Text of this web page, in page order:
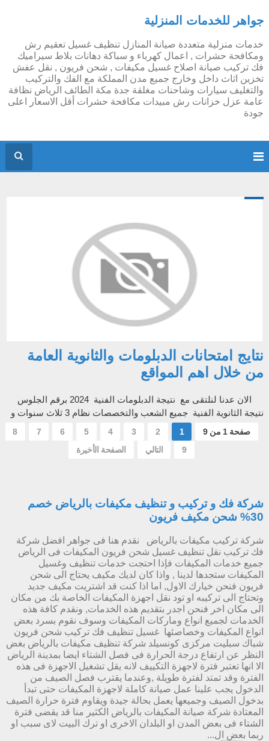
جواهر للخدمات المنزلية
خدمات منزلية متعددة صيانة المنازل تنظيف غسيل تعقيم رش
ومكافحة حشرات , اعمال كهرباء و سباكة دهانات بلاط سيراميك
فك تركيب صيانة اصلاح غسيل مكيفات , شحن فريون , نقل عفش
تخزين اثاث داخل وخارج جميع مدن المملكة مع الفك والتركيب
والتغليف سيارات وشاحنات مغلقة جدة مكة الطائف الرياض نظافة
عامة عزل خزانات رش مبيدات مكافحة حشرات أقل الاسعار اعلى
جودة
نتايج امتحانات الدبلومات والثانوية العامة
من خلال اهم المواقع
الان عدنا لنلتقى مع نتيجة الدبلومات الفنية 2024 برقم الجلوس
نتيجة الثانوية الفنية جميع الشعب والتخصصات نظام 3 ثلاث سنوات و
صفحة 1 من 9 1
2
3
4
5
6
7
8
9
التالي الصفحة الأخيرة
شركة فك و تركيب و تنظيف مكيفات بالرياض خصم
30% شحن مكيف فريون
شركة تركيب مكيفات بالرياض نقدم هنا فى جواهر افضل شركة
فك تركيب نقل تنظيف غسيل شحن فريون المكيفات فى الرياض
جميع خدمات المكيفات فإذا احتجت خدمات تنظيف وغسيل
المكيفات ستجدها لدينا , واذا كان لديك مكيف يحتاج الى شحن
فريون فنحن خيارك الاول, اما اذا كنت قد اشتريت مكيف جديد
وتحتاج الى تركيبه او تود نقل اجهزة المكيفات الخاصة بك من مكان
الى مكان اخر فنحن اجدر بتقديم هذه الخدمات, ونقدم كافة هذه
الخدمات لجميع انواع وماركات المكيفات وسوف نقوم بسرد بعض
انواع المكيفات وخصاصئها غسيل تنظيف فك تركيب شحن فريون
شباك سبليت مركزى كونسيلد شركة تنظيف مكيفات بالرياض بغض
النظر عن ارتفاع درجة الحرارة فى فصل الشتاء ايضا بمدينة الرياض
الا انها تعتبر فترة لاجهزة التكييف لانه يقل تشغيل الاجهزة فى هذه
الفترة وقد تمتد لفترة طويلة ,وعندما يقترب فصل الصيف من
الدخول يجب علينا عمل صيانة كاملة لاجهزة المكيفات حتى تبدأ
بدخول الصيف وجميعها يعمل بحالة جيدة ويقاوم فترة حرارة الصيف
المعتادة شركة صيانة المكيفات بالرياض الكثير منا قد يقضى فترة
الشتاء فى بعض المدن او البلدان الاخرى او ترك البيت لاى سبب او
ربما بعض ال...